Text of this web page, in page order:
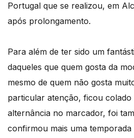
Portugal que se realizou, em
após prolongamento.
Para além de ter sido um
daqueles que quem gosta da
mesmo de quem não gosta
particular atenção, ficou colado
alternância no marcador, foi
confirmou mais uma